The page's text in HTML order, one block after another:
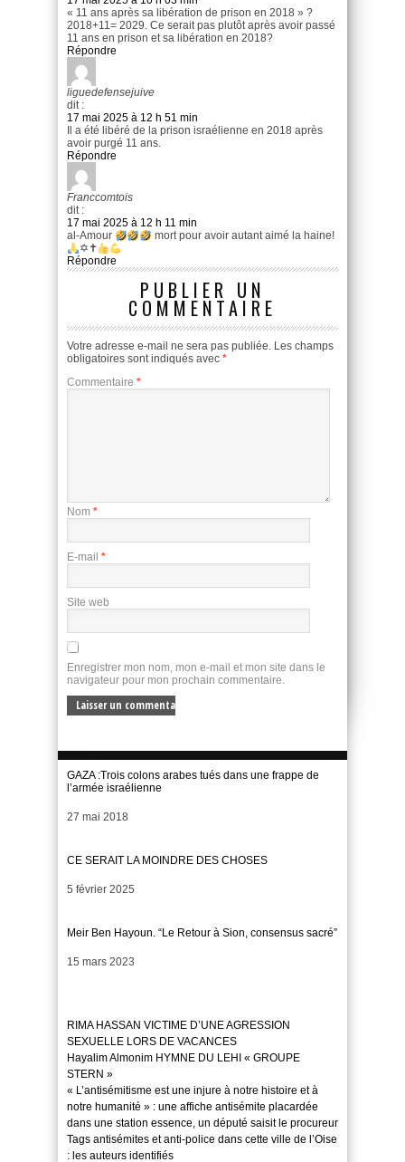
« 11 ans après sa libération de prison en 2018 » ?
2018+11= 2029. Ce serait pas plutôt après avoir passé
11 ans en prison et sa libération en 2018?
Répondre
liguedefensejuive
dit :
17 mai 2025 à 12 h 51 min
Il a été libéré de la prison israélienne en 2018 après
avoir purgé 11 ans.
Répondre
Franccomtois
dit :
17 mai 2025 à 12 h 11 min
al-Amour
mort pour avoir autant aimé la haine!
✡✝
Répondre
PUBLIER UN
COMMENTAIRE
Votre adresse e-mail ne sera pas publiée. Les champs
obligatoires sont indiqués avec *
Commentaire *
Nom *
E-mail *
Site web
Enregistrer mon nom, mon e-mail et mon site dans le
navigateur pour mon prochain commentaire.
GAZA :Trois colons arabes tués dans une frappe de
l’armée israélienne
Date
27 mai 2018
CE SERAIT LA MOINDRE DES CHOSES
Date
5 février 2025
Meir Ben Hayoun. “Le Retour à Sion, consensus sacré”
Date
15 mars 2023
RIMA HASSAN VICTIME D’UNE AGRESSION
SEXUELLE LORS DE VACANCES
Hayalim Almonim HYMNE DU LEHI « GROUPE
STERN »
« L’antisémitisme est une injure à notre histoire et à
notre humanité » : une affiche antisémite placardée
dans une station essence, un député saisit le procureur
Tags antisémites et anti-police dans cette ville de l’Oise
: les auteurs identifiés